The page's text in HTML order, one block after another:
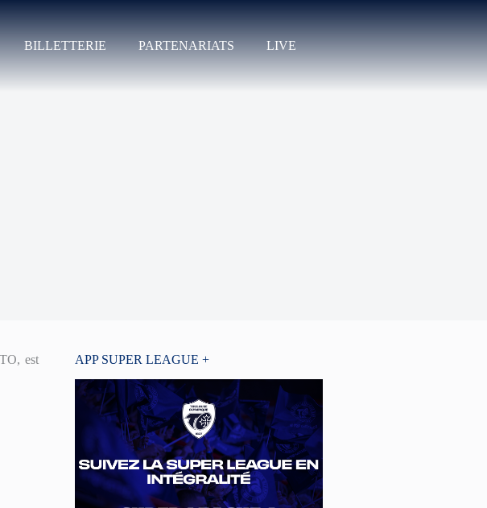
BILLETTERIE PARTENARIATS LIVE
est
APP SUPER LEAGUE +